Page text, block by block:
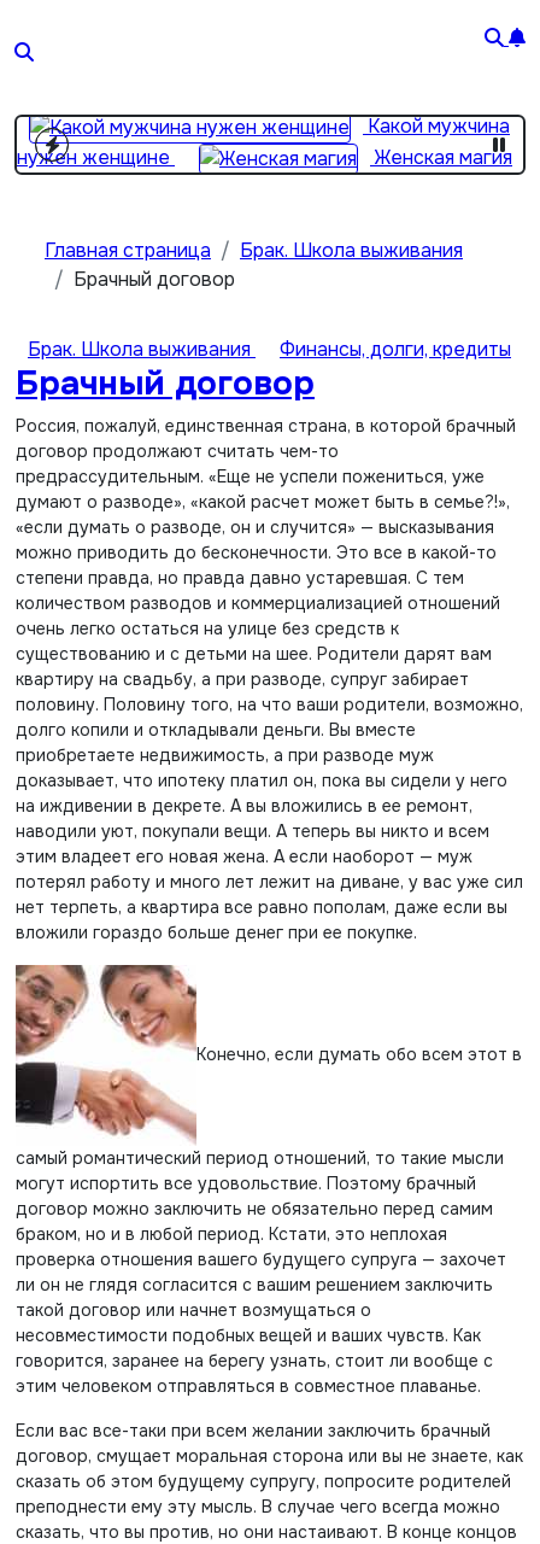
Какой мужчина
нужен женщине
Женская магия
Главная страница
Брак. Школа выживания
Брачный договор
Брак. Школа выживания Финансы, долги, кредиты
Брачный договор
Россия, пожалуй, единственная страна, в которой брачный
договор продолжают считать чем-то
предрассудительным. «Еще не успели пожениться, уже
думают о разводе», «какой расчет может быть в семье?!»,
«если думать о разводе, он и случится» — высказывания
можно приводить до бесконечности. Это все в какой-то
степени правда, но правда давно устаревшая. С тем
количеством разводов и коммерциализацией отношений
очень легко остаться на улице без средств к
существованию и с детьми на шее. Родители дарят вам
квартиру на свадьбу, а при разводе, супруг забирает
половину. Половину того, на что ваши родители, возможно,
долго копили и откладывали деньги. Вы вместе
приобретаете недвижимость, а при разводе муж
доказывает, что ипотеку платил он, пока вы сидели у него
на иждивении в декрете. А вы вложились в ее ремонт,
наводили уют, покупали вещи. А теперь вы никто и всем
этим владеет его новая жена. А если наоборот — муж
потерял работу и много лет лежит на диване, у вас уже сил
нет терпеть, а квартира все равно пополам, даже если вы
вложили гораздо больше денег при ее покупке.
Конечно, если думать обо всем этот в
самый романтический период отношений, то такие мысли
могут испортить все удовольствие. Поэтому брачный
договор можно заключить не обязательно перед самим
браком, но и в любой период. Кстати, это неплохая
проверка отношения вашего будущего супруга — захочет
ли он не глядя согласится с вашим решением заключить
такой договор или начнет возмущаться о
несовместимости подобных вещей и ваших чувств. Как
говорится, заранее на берегу узнать, стоит ли вообще с
этим человеком отправляться в совместное плаванье.
Если вас все-таки при всем желании заключить брачный
договор, смущает моральная сторона или вы не знаете, как
сказать об этом будущему супругу, попросите родителей
преподнести ему эту мысль. В случае чего всегда можно
сказать, что вы против, но они настаивают. В конце концов